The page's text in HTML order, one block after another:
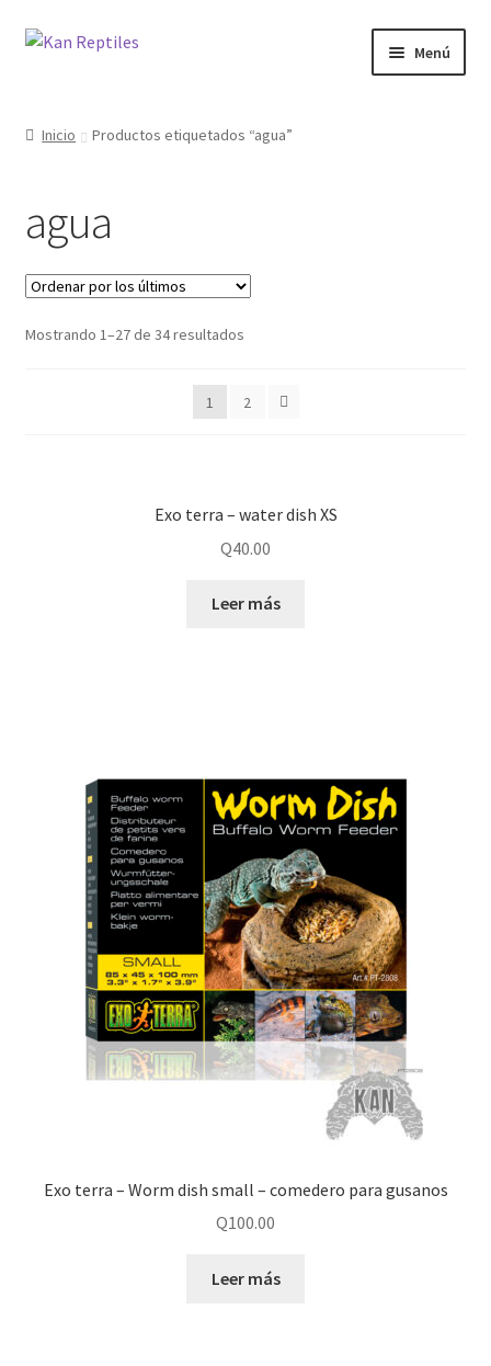
Ir
Ir
Menú
Blog
Inicio Productos etiquetados “agua”
agua
Mostrando 1–27 de 34 resultados
1 2
Exo terra – water dish XS
Q40.00
Leer más
Exo terra – Worm dish small – comedero para gusanos
Q100.00
Leer más